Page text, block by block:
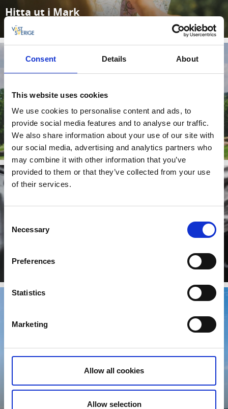
Consent Details About
This website uses cookies
We use cookies to personalise content and ads, to
provide social media features and to analyse our traffic.
We also share information about your use of our site with
our social media, advertising and analytics partners who
may combine it with other information that you’ve
provided to them or that they’ve collected from your use
of their services.
Selection
Necessary
Preferences
Statistics
Marketing
Allow all cookies
Allow selection
Hitta ut i Mark
Läs mer
Golf, minigolf och discgolf
Läs mer
Gym i Mark